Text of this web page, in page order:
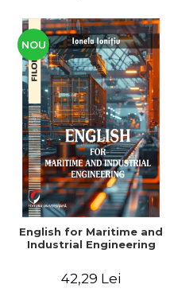
NOU
English for Maritime and
Industrial Engineering
42,29 Lei